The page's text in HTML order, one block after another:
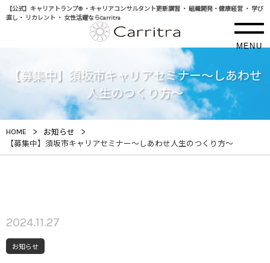
【公式】キャリアトランプ® ・キャリアコンサルタント更新講習 ・ 組織開発・健康経営 ・ 学び
直し・ リカレント ・ 女性活躍ならCarritra
MENU
【募集中】須坂市キャリアセミナー～しあわせ
人生のつくり方～
HOME > お知らせ >
【募集中】須坂市キャリアセミナー～しあわせ人生のつくり方～
2024.11.27
お知らせ